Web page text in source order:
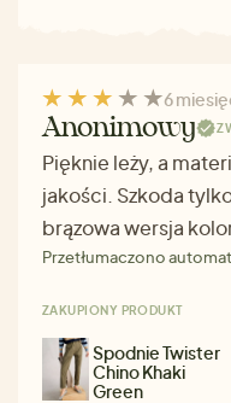
6
Anonimowy
Pięknie leży, a
jakości. Szkoda
brązowa wersja
Przetłumaczono
ZAKUPIONY PRODUKT
Spodnie Twister
Chino Khaki
Green